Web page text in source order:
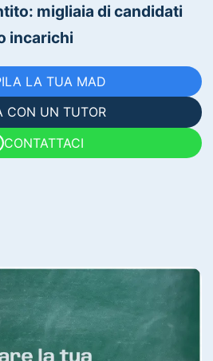
migliaia di candidati
incarichi
LA TUA MAD
CON UN TUTOR
CONTATTACI